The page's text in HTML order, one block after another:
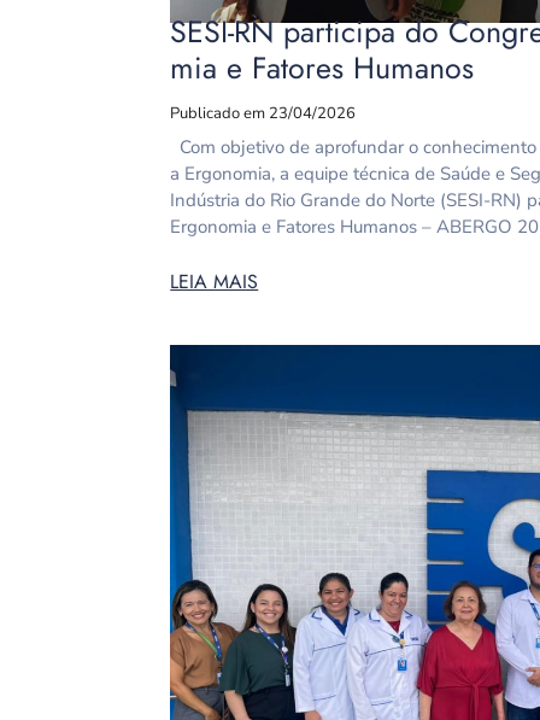
SESI-RN participa do
mia e Fatores Humanos
Publicado em 23/04/2026
Com objetivo de aprofundar o
a Ergonomia, a equipe técnica de Saúde e
Indústria do Rio Grande do Norte (SESI-RN)
Ergonomia e Fatores Humanos – ABERGO
LEIA MAIS